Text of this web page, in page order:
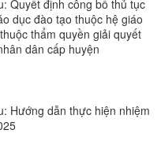
Quyết định công bố thủ tục
dục đào tạo thuộc hệ giáo
thẩm quyền giải quyết
dân cấp huyện
Hướng dẫn thực hiện nhiệm